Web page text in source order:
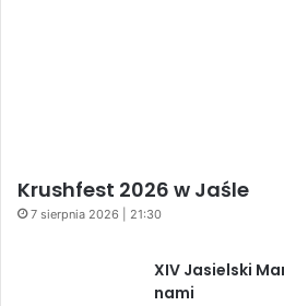
Krushfest 2026 w Jaśle
7 sierpnia 2026 | 21:30
XIV Jasielski
nami